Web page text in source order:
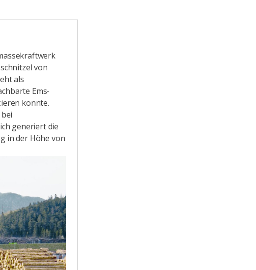
von
als
Ems-
konnte.
generiert die
in der Höhe von